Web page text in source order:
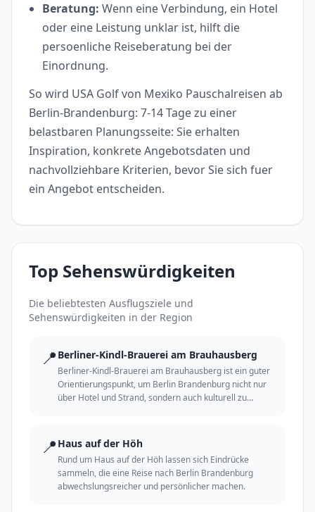
Beratung: Wenn eine Verbindung, ein Hotel
oder eine Leistung unklar ist, hilft die
persoenliche Reiseberatung bei der
Einordnung.
So wird USA Golf von Mexiko Pauschalreisen ab
Berlin-Brandenburg: 7-14 Tage zu einer
belastbaren Planungsseite: Sie erhalten
Inspiration, konkrete Angebotsdaten und
nachvollziehbare Kriterien, bevor Sie sich fuer
ein Angebot entscheiden.
Top Sehenswürdigkeiten
Die beliebtesten Ausflugsziele und
Sehenswürdigkeiten in der Region
📍 Berliner-Kindl-Brauerei am Brauhausberg
Berliner-Kindl-Brauerei am Brauhausberg ist ein guter
Orientierungspunkt, um Berlin Brandenburg nicht nur
über Hotel und Strand, sondern auch kulturell zu
📍 Haus auf der Höh
Rund um Haus auf der Höh lassen sich Eindrücke
sammeln, die eine Reise nach Berlin Brandenburg
abwechslungsreicher und persönlicher machen.